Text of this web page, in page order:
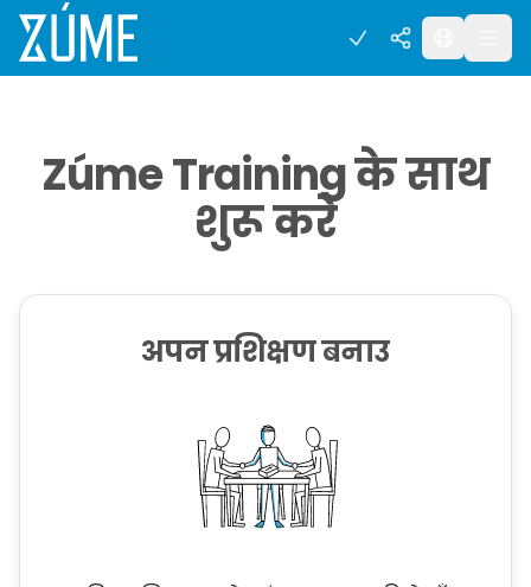
Zúme Training के साथ
शुरू करे
अपन प्रशिक्षण बनाउ